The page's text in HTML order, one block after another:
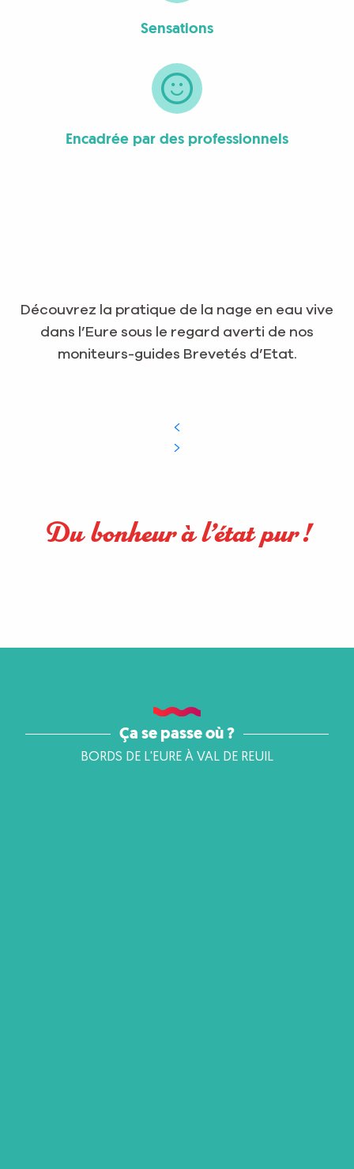
Sensations
Encadrée par des professionnels
Découvrez la pratique de la nage en eau vive
dans l’Eure sous le regard averti de nos
moniteurs-guides Brevetés d’Etat.
Du bonheur à l’état pur !
Ça se passe où ?
BORDS DE L'EURE À VAL DE REUIL